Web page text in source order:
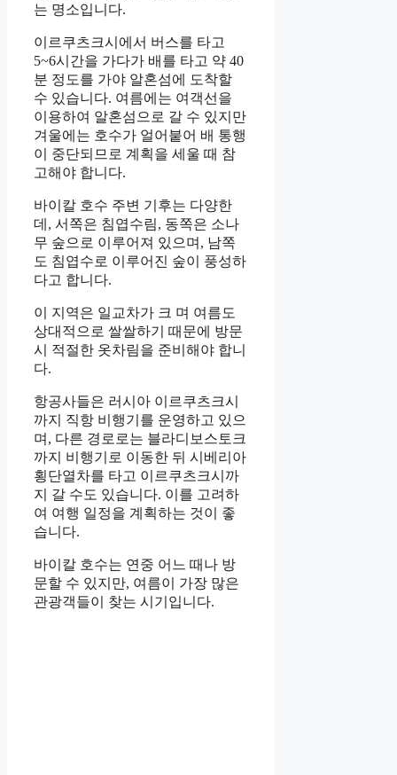
는 명소입니다.
이르쿠츠크시에서 버스를 타고
5~6시간을 가다가 배를 타고 약 40
분 정도를 가야 알혼섬에 도착할
수 있습니다. 여름에는 여객선을
이용하여 알혼섬으로 갈 수 있지만
겨울에는 호수가 얼어붙어 배 통행
이 중단되므로 계획을 세울 때 참
고해야 합니다.
바이칼 호수 주변 기후는 다양한
데, 서쪽은 침엽수림, 동쪽은 소나
무 숲으로 이루어져 있으며, 남쪽
도 침엽수로 이루어진 숲이 풍성하
다고 합니다.
이 지역은 일교차가 크 며 여름도
상대적으로 쌀쌀하기 때문에 방문
시 적절한 옷차림을 준비해야 합니
다.
항공사들은 러시아 이르쿠츠크시
까지 직항 비행기를 운영하고 있으
며, 다른 경로로는 블라디보스토크
까지 비행기로 이동한 뒤 시베리아
횡단열차를 타고 이르쿠츠크시까
지 갈 수도 있습니다. 이를 고려하
여 여행 일정을 계획하는 것이 좋
습니다.
바이칼 호수는 연중 어느 때나 방
문할 수 있지만, 여름이 가장 많은
관광객들이 찾는 시기입니다.